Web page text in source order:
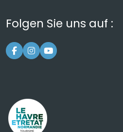
Folgen Sie uns auf :